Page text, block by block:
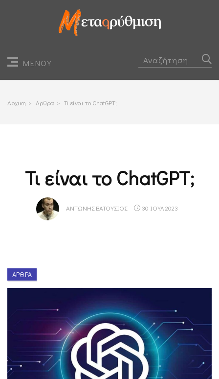
ΜΕΝΟΥ
Αρχικη > Αρθρα > Τι είναι το ChatGPT;
Τι είναι το ChatGPT;
ΑΝΤΏΝΗΣ ΒΑΤΟΎΣΙΟΣ 30 ΙΟΥΛ 2023
ΆΡΘΡΑ